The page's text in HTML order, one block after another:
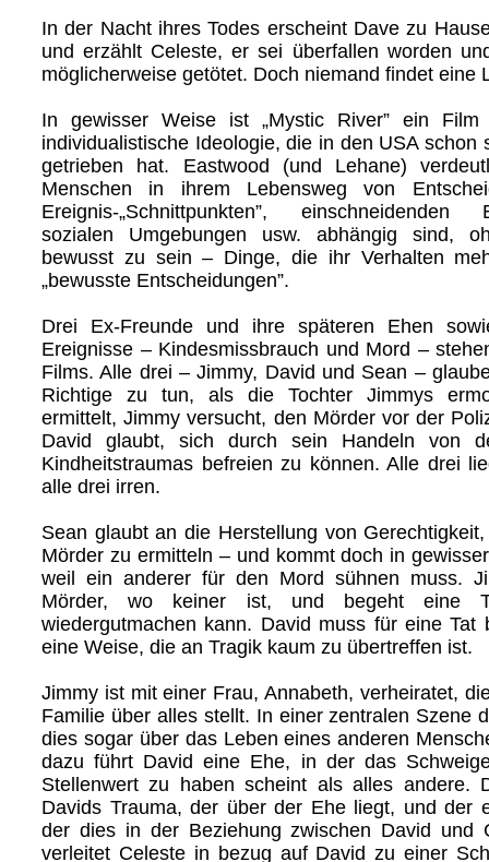
In der Nacht ihres Todes erscheint Dave zu
und erzählt Celeste, er sei überfallen worden
möglicherweise getötet. Doch niemand findet eine
In gewisser Weise ist „Mystic River” ein
individualistische Ideologie, die in den USA schon
getrieben hat. Eastwood (und Lehane)
Menschen in ihrem Lebensweg von
Ereignis-„Schnittpunkten”, einschneidenden
sozialen Umgebungen usw. abhängig sind,
bewusst zu sein – Dinge, die ihr Verhalten
„bewusste Entscheidungen”.
Drei Ex-Freunde und ihre späteren Ehen
Ereignisse – Kindesmissbrauch und Mord –
Films. Alle drei – Jimmy, David und Sean –
Richtige zu tun, als die Tochter Jimmys
ermittelt, Jimmy versucht, den Mörder vor der
David glaubt, sich durch sein Handeln von
Kindheitstraumas befreien zu können. Alle drei
alle drei irren.
Sean glaubt an die Herstellung von
Mörder zu ermitteln – und kommt doch in
weil ein anderer für den Mord sühnen muss.
Mörder, wo keiner ist, und begeht eine
wiedergutmachen kann. David muss für eine Tat
eine Weise, die an Tragik kaum zu übertreffen ist.
Jimmy ist mit einer Frau, Annabeth, verheiratet,
Familie über alles stellt. In einer zentralen Szene
dies sogar über das Leben eines anderen
dazu führt David eine Ehe, in der das
Stellenwert zu haben scheint als alles andere.
Davids Trauma, der über der Ehe liegt, und der
der dies in der Beziehung zwischen David und
verleitet Celeste in bezug auf David zu einer